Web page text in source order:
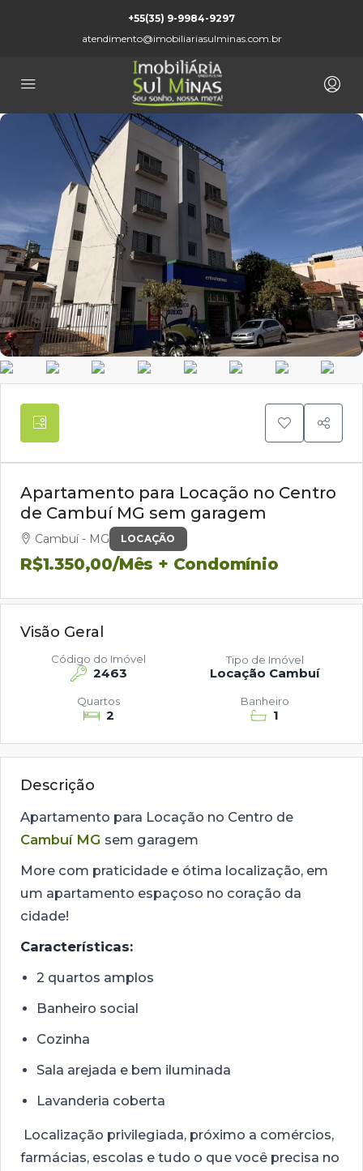
+55(35) 9-9984-9297
atendimento@imobiliariasulminas.com.br
LOCAÇÃO
Apartamento para Locação no Centro
de Cambuí MG sem garagem
Cambuí - MG
R$1.350,00/Mês + Condomínio
Visão Geral
2463
Código do Imóvel
Locação Cambuí
Tipo de Imóvel
2
Quartos
1
Banheiro
Descrição
Apartamento para Locação no Centro de
Cambuí MG sem garagem
More com praticidade e ótima localização, em
um apartamento espaçoso no coração da
cidade!
Características:
2 quartos amplos
Banheiro social
Cozinha
Sala arejada e bem iluminada
Lavanderia coberta
Localização privilegiada, próximo a comércios,
farmácias, escolas e tudo o que você precisa no